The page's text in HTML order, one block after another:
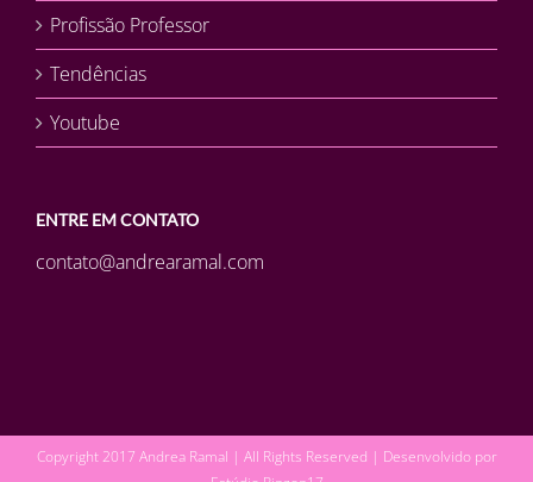
Profissão Professor
Tendências
Youtube
ENTRE EM CONTATO
contato@andrearamal.com
Copyright 2017 Andrea Ramal | All Rights Reserved | Desenvolvido por